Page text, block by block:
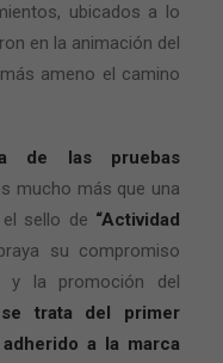
ubicados a lo
en la animación del
ameno el camino
de las pruebas
mucho más que una
sello de “Actividad
su compromiso
y la promoción del
se trata del primer
a la marca